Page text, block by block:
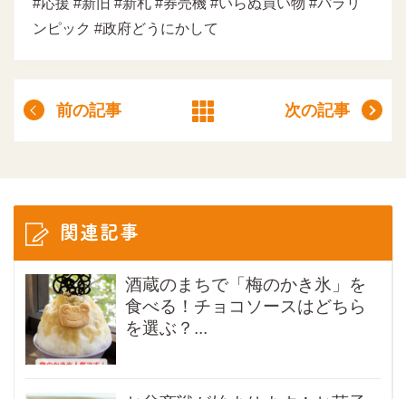
#応援 #新旧 #新札 #券売機 #いらぬ買い物 #パラリ
ンピック #政府どうにかして
前の記事 次の記事
関連記事
酒蔵のまちで「梅のかき氷」を
食べる！チョコソースはどちら
を選ぶ？...